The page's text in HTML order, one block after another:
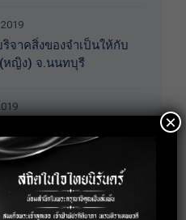
จาคสิ่งของจำเป็นให้กับ
หญิง) จ.นนทบุรี
2019
ารทำงานร่วมกับคนทุก
×